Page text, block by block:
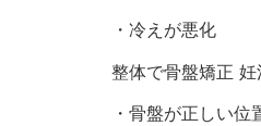
・冷えが悪化
整体で骨盤矯正 妊
・骨盤が正しい位